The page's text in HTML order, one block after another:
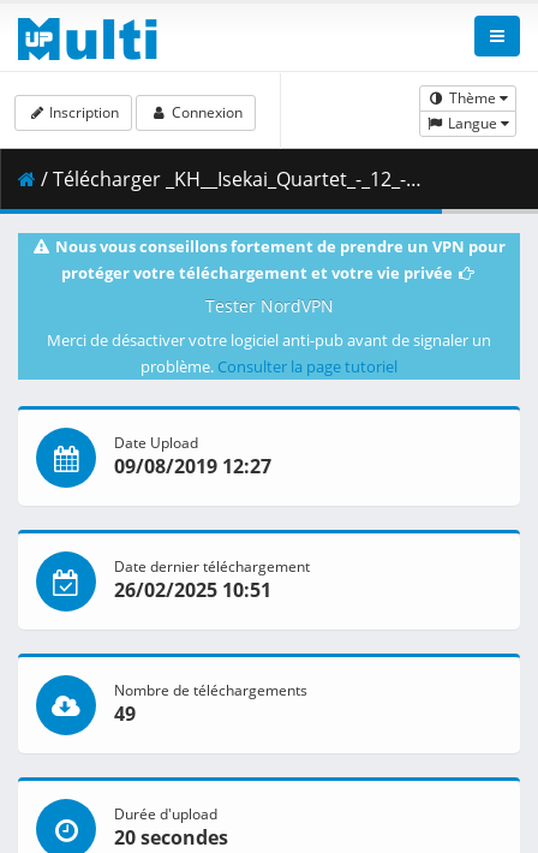
Thème
Langue
Inscription Connexion
/ Télécharger _KH__Isekai_Quartet_-_12_-_Band_Together__Quartet.mkv.002 ( 355.63 MB )
Nous vous conseillons fortement de prendre un VPN pour
protéger votre téléchargement et votre vie privée
Tester NordVPN
Merci de désactiver votre logiciel anti-pub avant de signaler un
problème. Consulter la page tutoriel
Date Upload
09/08/2019 12:27
Date dernier téléchargement
26/02/2025 10:51
Nombre de téléchargements
49
Durée d'upload
20 secondes